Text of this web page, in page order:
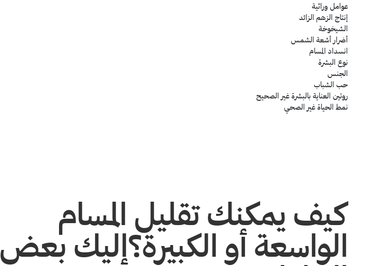
عوامل وراثية
إنتاج الزهم الزائد
الشيخوخة
أضرار أشعة الشمس
انسداد المسام
نوع البشرة
الجنس
حب الشباب
روتين العناية بالبشرة غير الصحيح
نمط الحياة غير الصحي
كيف يمكنك تقليل المسام
الواسعة أو الكبيرة؟إليك بعض